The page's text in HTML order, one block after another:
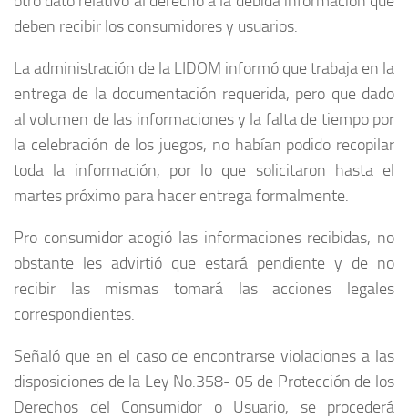
deben recibir los consumidores y usuarios.
La administración de la LIDOM informó que trabaja en la
entrega de la documentación requerida, pero que dado
al volumen de las informaciones y la falta de tiempo por
la celebración de los juegos, no habían podido recopilar
toda la información, por lo que solicitaron hasta el
martes próximo para hacer entrega formalmente.
Pro consumidor acogió las informaciones recibidas, no
obstante les advirtió que estará pendiente y de no
recibir las mismas tomará las acciones legales
correspondientes.
Señaló que en el caso de encontrarse violaciones a las
disposiciones de la Ley No.358- 05 de Protección de los
Derechos del Consumidor o Usuario, se procederá